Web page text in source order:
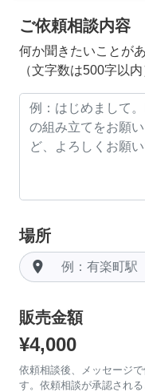
ご依頼相談内容
何か聞きたいことが
（文字数は500字以内
場所
room
販売金額
¥4,000
依頼相談後、メッセージ
す。依頼相談が承認され